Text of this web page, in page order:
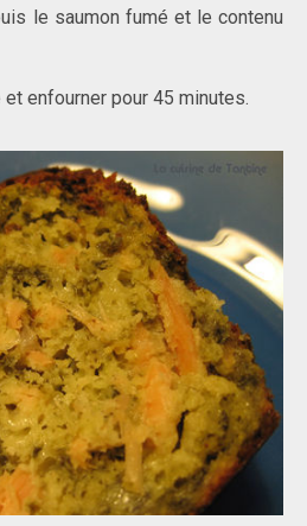
le saumon fumé et le contenu
et enfourner pour 45 minutes.